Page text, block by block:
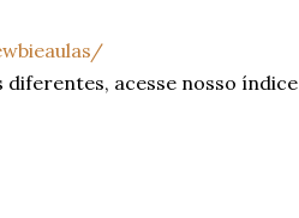
acesse nosso índice